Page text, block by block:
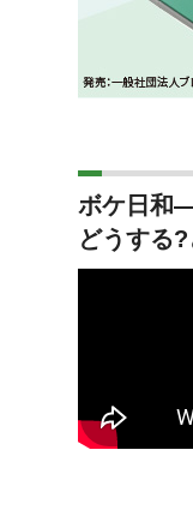
ボケ日和
どうする